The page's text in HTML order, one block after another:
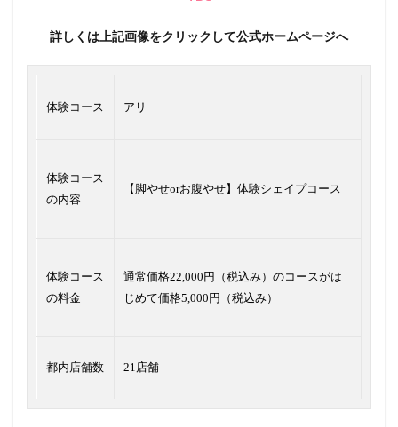
詳しくは上記画像をクリックして公式ホームページへ
体験コース アリ
体験コース
の内容
【脚やせorお腹やせ】体験シェイプコース
体験コース
の料金
通常価格22,000円（税込み）のコースがは
じめて価格5,000円（税込み）
都内店舗数 21店舗